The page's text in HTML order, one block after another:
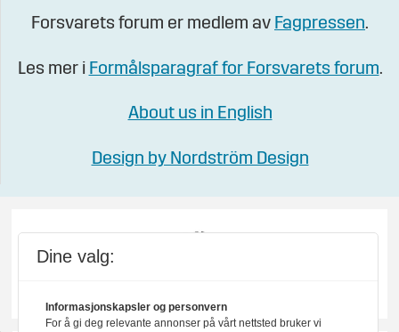
Forsvarets forum er medlem av Fagpressen.
Les mer i Formålsparagraf for Forsvarets forum.
About us in English
Design by Nordström Design
Dine valg:
Informasjonskapsler og personvern
For å gi deg relevante annonser på vårt nettsted bruker vi